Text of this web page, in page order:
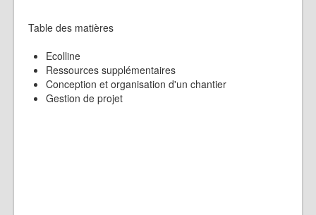
Table des matières
Ecolline
Ressources supplémentaires
Conception et organisation d'un chantier
Gestion de projet